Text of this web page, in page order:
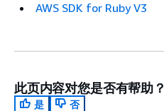
AWS SDK for Ruby V3
此页内容对您是否有帮助？
是
否